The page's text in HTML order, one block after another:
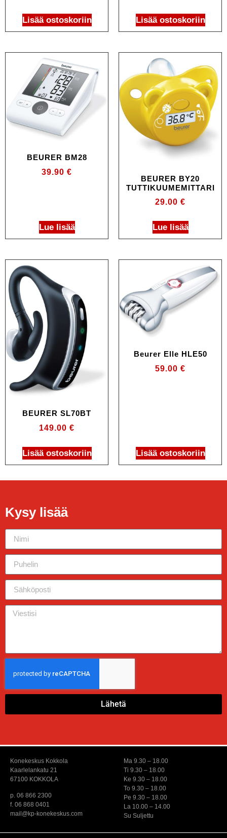
Lisää ostoskoriin Lisää ostoskoriin
BEURER BM28
39.90 €
Lue lisää
BEURER BY20
TUTTIKUUMEMITTARI
29.00 €
Lue lisää
BEURER SL70BT
149.00 €
Lisää ostoskoriin
Beurer Elle HLE50
59.00 €
Lisää ostoskoriin
Kysy lisää
Lähetä
Konekeskus Kokkola
Kaarlelankatu 21
67100 KOKKOLA
p. 06 866 2300
f. 06 868 0401
mail@kp-konekeskus.com
Ma 9.30 – 18.00
Ti 9.30 – 18.00
Ke 9.30 – 18.00
To 9.30 – 18.00
Pe 9.30 – 18.00
La 10.00 – 14.00
Su Suljettu